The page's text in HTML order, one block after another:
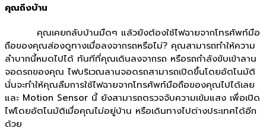
คุณถึงบ้าน
คุณเคยกลับบ้านมืดๆ แล้วยังต้องใช้ไฟฉายจากโทรศัพท์มือ
ถือของคุณส่องดูทางเมื่อลงจากรถหรือไม่? คุณสามารถทำให้ความ
ลำบากนี้หมดไปได้ ทันทีที่คุณเดินลงจากรถ หรือรถกำลังขับเข้าลาน
จอดรถของคุณ ไฟบริเวณลานจอดรถสามารถเปิดขึ้นโดยอัตโนมัติ
นั่นจะทำให้คุณลืมการใช้ไฟฉายจากโทรศัพท์มือถือของคุณไปได้เลย
และ Motion Sensor นี้ ยังสามารถตรวจจับความเข้มแสง เพื่อเปิด
ไฟโดยอัตโนมัติเมื่อคุณไม่อยู่บ้าน หรือเดินทางไปต่างประเทศได้อีก
ด้วย